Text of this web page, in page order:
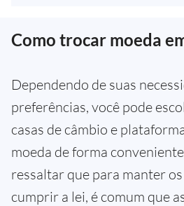
Como trocar moeda
Dependendo de suas
preferências, você pode
casas de câmbio e
moeda de forma
ressaltar que para manter
cumprir a lei, é comum que